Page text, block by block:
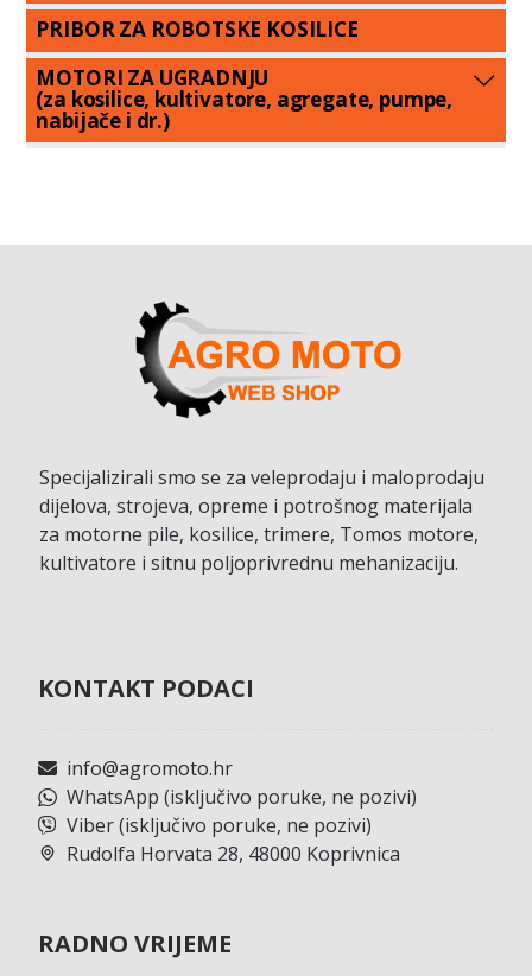
PRIBOR ZA ROBOTSKE KOSILICE
MOTORI ZA UGRADNJU
(za kosilice, kultivatore, agregate, pumpe,
nabijače i dr.)
Specijalizirali smo se za veleprodaju i maloprodaju
dijelova, strojeva, opreme i potrošnog materijala
za motorne pile, kosilice, trimere, Tomos motore,
kultivatore i sitnu poljoprivrednu mehanizaciju.
KONTAKT PODACI
info@agromoto.hr
WhatsApp (isključivo poruke, ne pozivi)
Viber (isključivo poruke, ne pozivi)
Rudolfa Horvata 28, 48000 Koprivnica
RADNO VRIJEME